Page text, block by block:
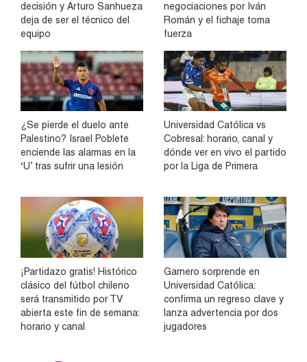
decisión y Arturo Sanhueza
deja de ser el técnico del
equipo
negociaciones por Iván
Román y el fichaje toma
fuerza
¿Se pierde el duelo ante
Palestino? Israel Poblete
enciende las alarmas en la
‘U’ tras sufrir una lesión
Universidad Católica vs
Cobresal: horario, canal y
dónde ver en vivo el partido
por la Liga de Primera
¡Partidazo gratis! Histórico
clásico del fútbol chileno
será transmitido por TV
abierta este fin de semana:
horario y canal
Garnero sorprende en
Universidad Católica:
confirma un regreso clave y
lanza advertencia por dos
jugadores